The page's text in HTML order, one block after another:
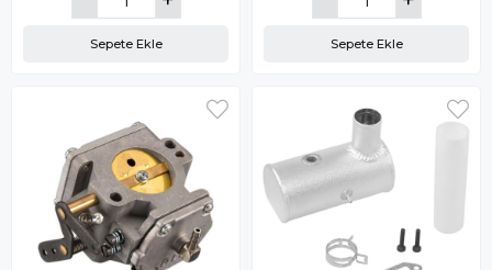
Sepete Ekle Sepete Ekle